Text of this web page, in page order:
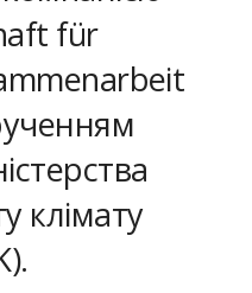
für
клімату